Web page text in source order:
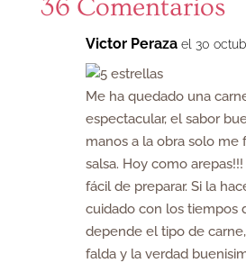
36 Comentarios
Victor Peraza el 30
Me ha quedado una
espectacular, el sabor
manos a la obra solo me
salsa. Hoy como
fácil de preparar. Si la
cuidado con los tiempos
depende el tipo de
falda y la verdad